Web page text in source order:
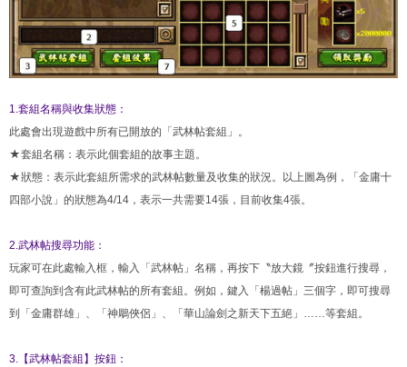
1.套組名稱與收集狀態：
此處會出現遊戲中所有已開放的「武林帖套組」。
★套組名稱：表示此個套組的故事主題。
★狀態：表示此套組所需求的武林帖數量及收集的狀況。以上圖為例，「金庸十
四部小說」的狀態為4/14，表示一共需要14張，目前收集4張。
2.武林帖搜尋功能：
玩家可在此處輸入框，輸入「武林帖」名稱，再按下〝放大鏡〞按鈕進行搜尋，
即可查詢到含有此武林帖的所有套組。例如，鍵入「楊過帖」三個字，即可搜尋
到「金庸群雄」、「神鵰俠侶」、「華山論劍之新天下五絕」……等套組。
3.【武林帖套組】按鈕：